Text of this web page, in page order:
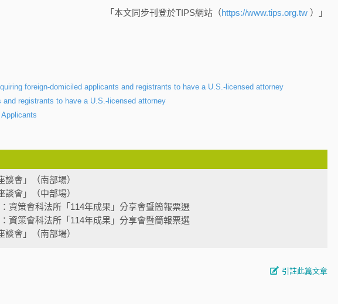
「本文同步刊登於TIPS網站（https://www.tips.org.tw）」
foreign-domiciled applicants and registrants to have a U.S.-licensed attorney
registrants to have a U.S.-licensed attorney
會」（南部場）
會」（中部場）
資策會科法所「114年成果」分享會暨簡報票選
資策會科法所「114年成果」分享會暨簡報票選
會」（南部場）
引註此篇文章